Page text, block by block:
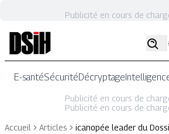
Publicité en cours de
E-santéSécuritéDécryptage
Publicité en cours de
Publicité en cours de
Accueil
Articles icanopée leader du